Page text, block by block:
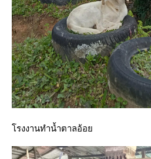
รงงานทำน้ำตาลอ้อ